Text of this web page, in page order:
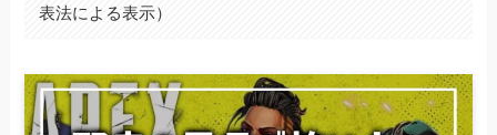
表法による表示）